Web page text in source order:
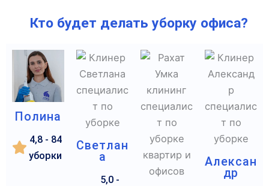
Кто будет делать уборку офиса?
Полина
4,8 - 84
уборки
Светлан
а
5,0 -
Алексан
др